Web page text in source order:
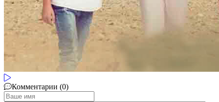
Комментарии (0)